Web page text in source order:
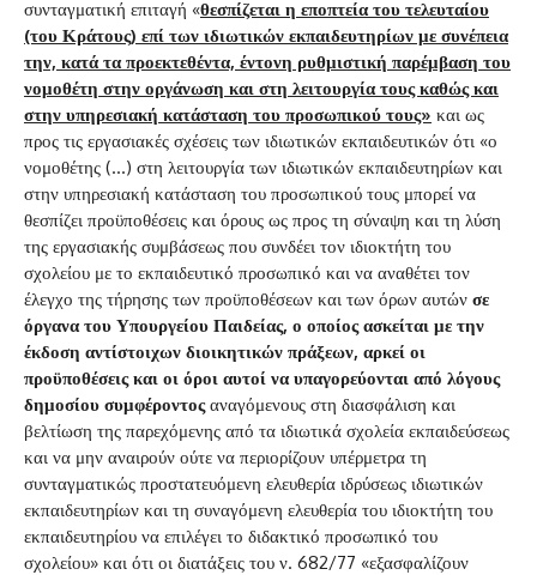
συνταγματική επιταγή «θεσπίζεται η εποπτεία του τελευταίου
(του Κράτους) επί των ιδιωτικών εκπαιδευτηρίων με συνέπεια
την, κατά τα προεκτεθέντα, έντονη ρυθμιστική παρέμβαση του
νομοθέτη στην οργάνωση και στη λειτουργία τους καθώς και
στην υπηρεσιακή κατάσταση του προσωπικού τους» και ως
προς τις εργασιακές σχέσεις των ιδιωτικών εκπαιδευτικών ότι «ο
νομοθέτης (…) στη λειτουργία των ιδιωτικών εκπαιδευτηρίων και
στην υπηρεσιακή κατάσταση του προσωπικού τους μπορεί να
θεσπίζει προϋποθέσεις και όρους ως προς τη σύναψη και τη λύση
της εργασιακής συμβάσεως που συνδέει τον ιδιοκτήτη του
σχολείου με το εκπαιδευτικό προσωπικό και να αναθέτει τον
έλεγχο της τήρησης των προϋποθέσεων και των όρων αυτών σε
όργανα του Υπουργείου Παιδείας, ο οποίος ασκείται με την
έκδοση αντίστοιχων διοικητικών πράξεων, αρκεί οι
προϋποθέσεις και οι όροι αυτοί να υπαγορεύονται από λόγους
δημοσίου συμφέροντοςαναγόμενους στη διασφάλιση και
βελτίωση της παρεχόμενης από τα ιδιωτικά σχολεία εκπαιδεύσεως
και να μην αναιρούν ούτε να περιορίζουν υπέρμετρα τη
συνταγματικώς προστατευόμενη ελευθερία ιδρύσεως ιδιωτικών
εκπαιδευτηρίων και τη συναγόμενη ελευθερία του ιδιοκτήτη του
εκπαιδευτηρίου να επιλέγει το διδακτικό προσωπικό του
σχολείου» και ότι οι διατάξεις του ν. 682/77 «εξασφαλίζουν